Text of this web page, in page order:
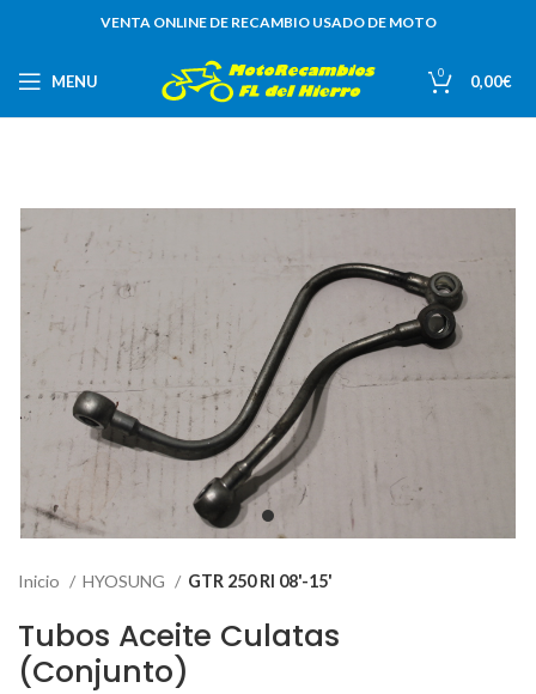
VENTA ONLINE DE RECAMBIO USADO DE MOTO
MENU 0 0,00€
Inicio HYOSUNG GTR 250 RI 08'-15'
Tubos Aceite Culatas
(Conjunto)